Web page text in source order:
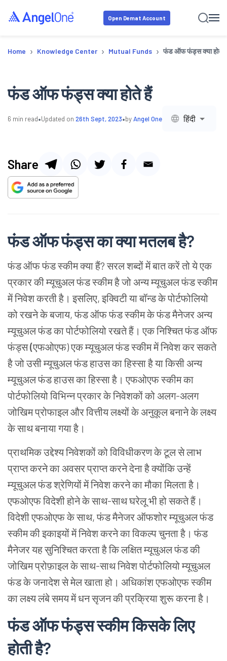
Open Demat Account
Home › Knowledge Center › Mutual Funds › फंड ऑफ फंड्स क्या होते हैं
फंड ऑफ फंड्स क्या होते हैं
6 min read•Updated on 26th Sept, 2023•byAngel One हिंदी
Share
फंड ऑफ फंड्स का क्या मतलब है?
फंड ऑफ फंड स्कीम क्या हैं?सरल शब्दों में बात करें तो ये एक
प्रकार की म्यूचुअल फंड स्कीम है जो अन्य म्यूचुअल फंड स्कीम
में निवेश करती है। इसलिए,इक्विटी या बॉन्ड के पोर्टफोलियो
को रखने के बजाय,फंड ऑफ फंड स्कीम के फंड मैनेजर अन्य
म्यूचुअल फंड का पोर्टफोलियो रखते हैं। एक निश्चितफंड ऑफ
फंड्स(एफओएफ) एक म्यूचुअल फंड स्कीम में निवेश कर सकते
है जो उसी म्यूचुअल फंड हाउस का हिस्सा है या किसी अन्य
म्यूचुअल फंड हाउस का हिस्सा है। एफओएफ स्कीम का
पोर्टफोलियो विभिन्न प्रकार के निवेशकों को अलग-अलग
जोखिम प्रोफाइल और वित्तीय लक्ष्यों के अनुकूल बनाने के लक्ष्य
के साथ बनाया गया है।
प्राथमिक उद्देश्य निवेशकों को विविधीकरण के टूल से लाभ
प्राप्त करने का अवसर प्राप्त करने देना है क्योंकि उन्हें
म्यूचुअल फंड श्रेणियों में निवेश करने का मौका मिलता है।
एफओएफ विदेशी होने के साथ-साथ घरेलू भी हो सकते हैं।
विदेशी एफओएफ के साथ,फंड मैनेजर ऑफशोर म्यूचुअल फंड
स्कीम की इकाइयों में निवेश करने का विकल्प चुनता है। फंड
मैनेजर यह सुनिश्चित करता है कि लक्षित म्यूचुअल फंड की
जोखिम प्रोफ़ाइल के साथ-साथ निवेश पोर्टफोलियो म्यूचुअल
फंड के जनादेश से मेल खाता हो। अधिकांश एफओएफ स्कीम
का लक्ष्य लंबे समय में धन सृजन की प्रक्रिया शुरू करना है।
फंड ऑफ फंड्स स्कीम किसके लिए
होती है?